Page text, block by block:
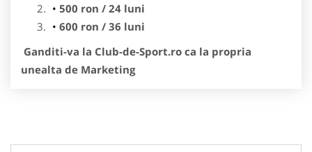
500 ron / 24 luni
600 ron / 36 luni
Ganditi-va la Club-de-Sport.ro ca la propria
unealta de Marketing